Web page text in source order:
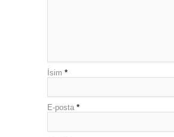
İsim *
E-posta *